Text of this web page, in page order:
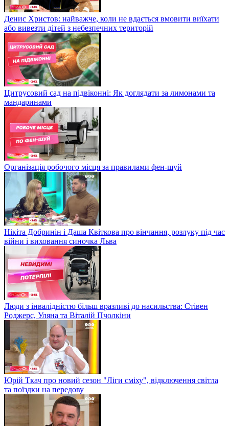
Денис Христов: найважче, коли не вдається вмовити виїхати
або вивезти дітей з небезпечних територій
Цитрусовий сад на підвіконні: Як доглядати за лимонами та
мандаринами
Організація робочого місця за правилами фен-шуй
Нікіта Добринін і Даша Квіткова про вінчання, розлуку під час
війни і виховання синочка Льва
Люди з інвалідністю більш вразливі до насильства: Стівен
Роджерс, Уляна та Віталій Пчолкіни
Юрій Ткач про новий сезон "Ліги сміху", відключення світла
та поїздки на передову